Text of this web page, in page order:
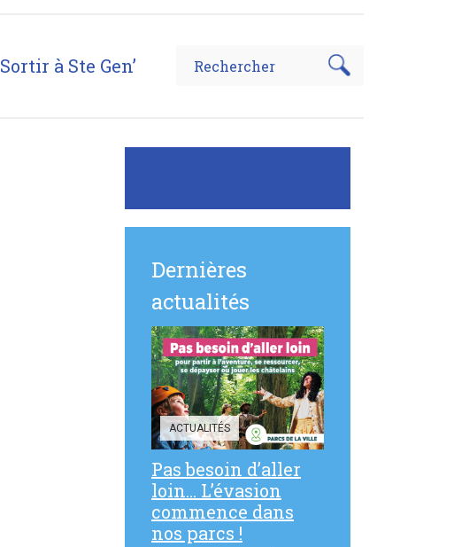
Sortir à Ste Gen’
Dernières
actualités
ACTUALITÉS
Pas besoin d’aller
loin… L’évasion
commence dans
nos parcs !